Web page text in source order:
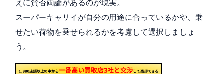
えに賛否両論があるのが現実。
スーパーキャリイが自分の用途に合っているかや、乗
せたい荷物を乗せられるかを考慮して選択しましょ
う。